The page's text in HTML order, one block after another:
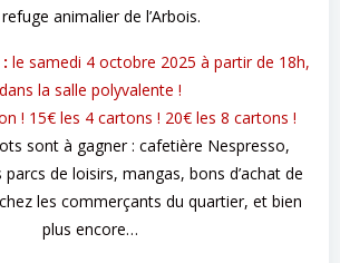
animalier de l’Arbois.
le samedi 4 octobre 2025 à partir de 18h,
dans la salle polyvalente !
! 15€ les 4 cartons ! 20€ les 8 cartons !
sont à gagner : cafetière Nespresso,
de loisirs, mangas, bons d’achat de
les commerçants du quartier, et bien
plus encore…